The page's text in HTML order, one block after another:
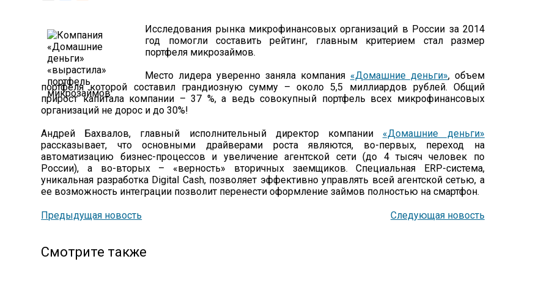
Исследования рынка микрофинансовых организаций в России за 2014
год помогли составить рейтинг, главным критерием стал размер
портфеля микрозаймов.
Место лидера уверенно заняла компания «Домашние деньги», объем
портфеля которой составил грандиозную сумму – около 5,5 миллиардов рублей. Общий
прирост капитала компании – 37 %, а ведь совокупный портфель всех микрофинансовых
организаций не дорос и до 30%!
Андрей Бахвалов, главный исполнительный директор компании «Домашние деньги»
рассказывает, что основными драйверами роста являются, во-первых, переход на
автоматизацию бизнес-процессов и увеличение агентской сети (до 4 тысяч человек по
России), а во-вторых – «верность» вторичных заемщиков. Специальная ERP-система,
уникальная разработка Digital Cash, позволяет эффективно управлять всей агентской сетью, а
ее возможность интеграции позволит перенести оформление займов полностью на смартфон.
Предыдущая новость Следующая новость
Смотрите также